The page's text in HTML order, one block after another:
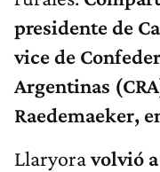
presidente de
vice de
Argentinas
Raedemaeker,
Llaryoravolvió